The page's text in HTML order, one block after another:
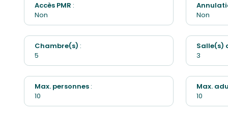
Accès PMR :
Non
Non
Chambre(s) :
5
Salle(s)
3
Max. personnes :
10
Max.
10